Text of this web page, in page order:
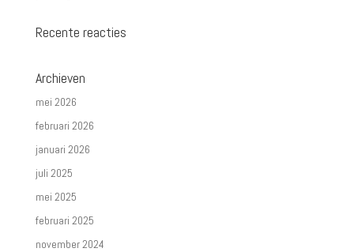
Recente reacties
Archieven
mei 2026
februari 2026
januari 2026
juli 2025
mei 2025
februari 2025
november 2024